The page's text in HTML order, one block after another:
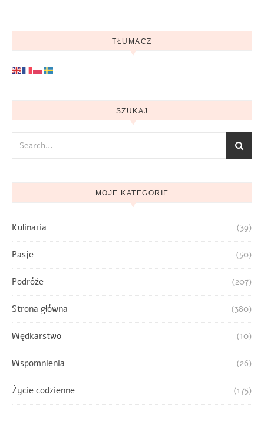
TŁUMACZ
SZUKAJ
MOJE KATEGORIE
Kulinaria (39)
Pasje (50)
Podróże (207)
Strona główna (380)
Wędkarstwo (10)
Wspomnienia (26)
Życie codzienne (175)